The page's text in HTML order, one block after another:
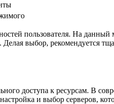
пользователя. На
выбор, рекомендуется
доступа к ресурсам. В
и выбор серверов,